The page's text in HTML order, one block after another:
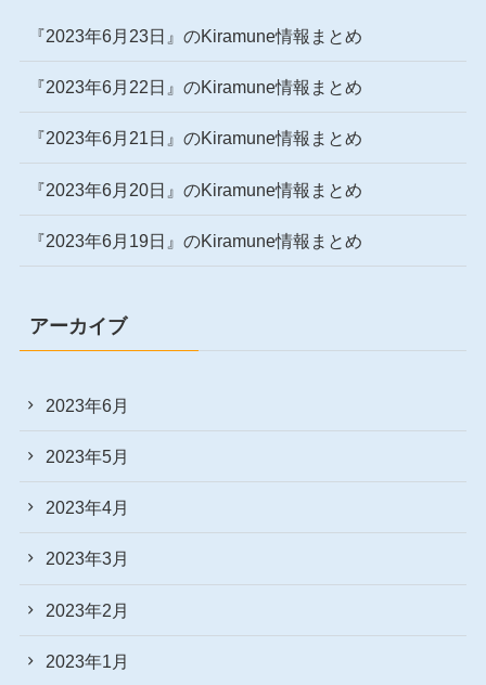
『2023年6月23日』のKiramune情報まとめ
『2023年6月22日』のKiramune情報まとめ
『2023年6月21日』のKiramune情報まとめ
『2023年6月20日』のKiramune情報まとめ
『2023年6月19日』のKiramune情報まとめ
アーカイブ
2023年6月
2023年5月
2023年4月
2023年3月
2023年2月
2023年1月